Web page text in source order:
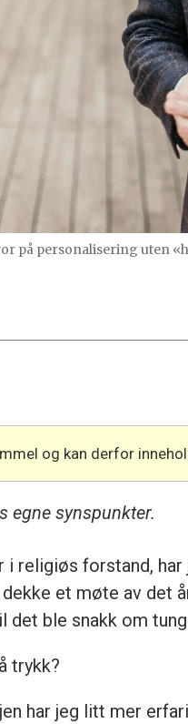
på personalisering uten
og kan derfor
egne synspunkter.
religiøs forstand,
et møte av det
ble snakk om
trykk?
har jeg litt mer